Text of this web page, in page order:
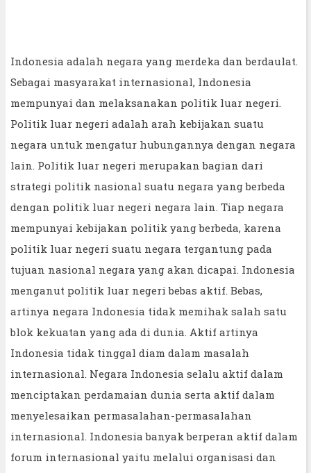
Indonesia adalah negara yang merdeka dan berdaulat.
Sebagai masyarakat internasional, Indonesia
mempunyai dan melaksanakan politik luar negeri.
Politik luar negeri adalah arah kebijakan suatu
negara untuk mengatur hubungannya dengan negara
lain. Politik luar negeri merupakan bagian dari
strategi politik nasional suatu negara yang berbeda
dengan politik luar negeri negara lain. Tiap negara
mempunyai kebijakan politik yang berbeda, karena
politik luar negeri suatu negara tergantung pada
tujuan nasional negara yang akan dicapai. Indonesia
menganut politik luar negeri bebas aktif. Bebas,
artinya negara Indonesia tidak memihak salah satu
blok kekuatan yang ada di dunia. Aktif artinya
Indonesia tidak tinggal diam dalam masalah
internasional. Negara Indonesia selalu aktif dalam
menciptakan perdamaian dunia serta aktif dalam
menyelesaikan permasalahan-permasalahan
internasional. Indonesia banyak berperan aktif dalam
forum internasional yaitu melalui organisasi dan